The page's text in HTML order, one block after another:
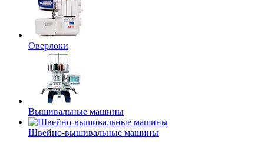
Оверлоки
Вышивальные машины
Швейно-вышивальные машины